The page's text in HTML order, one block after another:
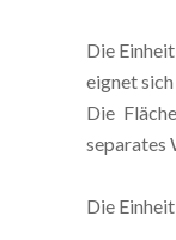
Die
eignet
Die
separates
Die